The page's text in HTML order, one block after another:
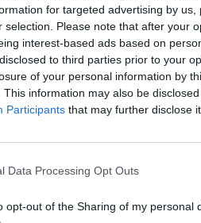
for targeted advertising by
selection. Please note that after your
interest-based ads based on
to third parties prior to your
of your personal information by
This information may also be
Participants that may further disclose
Data Processing Opt Outs
opt-out of the Sharing of my personal
εκδήλωσης της
Χρίστος Δήμας ,
το εμπόριο, την ενέργεια
ευρωπαϊκούς διαδρόμους
και ο Διάδρομος Δυτικών
και την Αλεξανδρούπολη, η
Με σκοπό τη λειτουργία